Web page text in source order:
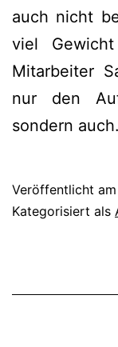
auch nicht
viel Gewicht
Mitarbeiter
nur den
sondern
Veröffentlicht am
Kategorisiert als